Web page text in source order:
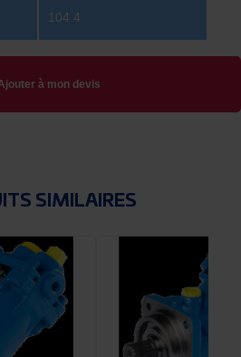
104.4
à mon devis
SIMILAIRES